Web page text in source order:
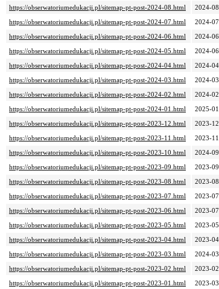
https://obserwatoriumedukacji.pl/sitemap-pt-post-2024-08.html
2024-
https://obserwatoriumedukacji.pl/sitemap-pt-post-2024-07.html
2024-
https://obserwatoriumedukacji.pl/sitemap-pt-post-2024-06.html
2024-
https://obserwatoriumedukacji.pl/sitemap-pt-post-2024-05.html
2024-
https://obserwatoriumedukacji.pl/sitemap-pt-post-2024-04.html
2024-
https://obserwatoriumedukacji.pl/sitemap-pt-post-2024-03.html
2024-
https://obserwatoriumedukacji.pl/sitemap-pt-post-2024-02.html
2024-
https://obserwatoriumedukacji.pl/sitemap-pt-post-2024-01.html
2025-
https://obserwatoriumedukacji.pl/sitemap-pt-post-2023-12.html
2023-
https://obserwatoriumedukacji.pl/sitemap-pt-post-2023-11.html
2023-
https://obserwatoriumedukacji.pl/sitemap-pt-post-2023-10.html
2024-
https://obserwatoriumedukacji.pl/sitemap-pt-post-2023-09.html
2023-
https://obserwatoriumedukacji.pl/sitemap-pt-post-2023-08.html
2023-
https://obserwatoriumedukacji.pl/sitemap-pt-post-2023-07.html
2023-
https://obserwatoriumedukacji.pl/sitemap-pt-post-2023-06.html
2023-
https://obserwatoriumedukacji.pl/sitemap-pt-post-2023-05.html
2023-
https://obserwatoriumedukacji.pl/sitemap-pt-post-2023-04.html
2023-
https://obserwatoriumedukacji.pl/sitemap-pt-post-2023-03.html
2024-
https://obserwatoriumedukacji.pl/sitemap-pt-post-2023-02.html
2023-
https://obserwatoriumedukacji.pl/sitemap-pt-post-2023-01.html
2023-